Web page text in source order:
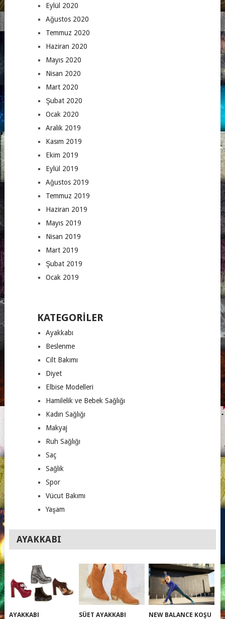
Eylül 2020
Ağustos 2020
Temmuz 2020
Haziran 2020
Mayıs 2020
Nisan 2020
Mart 2020
Şubat 2020
Ocak 2020
Aralık 2019
Kasım 2019
Ekim 2019
Eylül 2019
Ağustos 2019
Temmuz 2019
Haziran 2019
Mayıs 2019
Nisan 2019
Mart 2019
Şubat 2019
Ocak 2019
KATEGORILER
Ayakkabı
Beslenme
Cilt Bakımı
Diyet
Elbise Modelleri
Hamilelik ve Bebek Sağlığı
Kadın Sağlığı
Makyaj
Ruh Sağlığı
Saç
Sağlık
Spor
Vücut Bakımı
Yaşam
AYAKKABI
AYAKKABI SÜET AYAKKABI NEW BALANCE KOŞU